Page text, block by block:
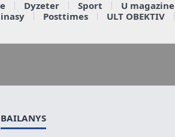
Dyzeter Sport
U magazine
Posttimes ULT OBEKTIV
BAILANYS